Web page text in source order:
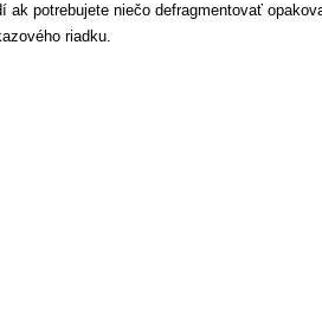
ak potrebujete niečo defragmentovať
riadku.